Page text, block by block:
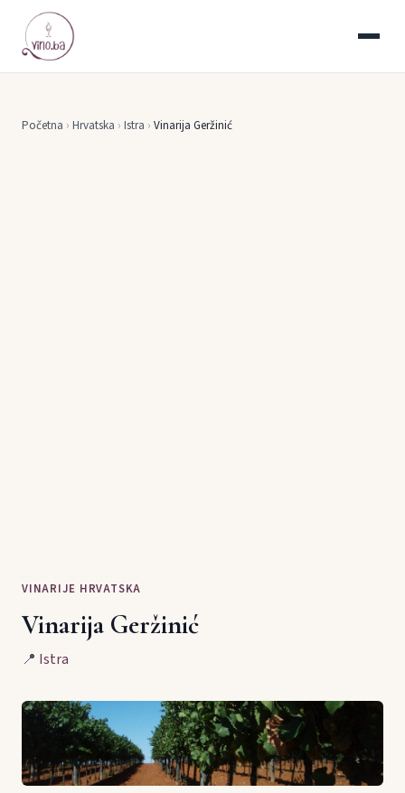
Početna › Hrvatska › Istra › Vinarija Geržinić
VINARIJE HRVATSKA
Vinarija Geržinić
📍 Istra